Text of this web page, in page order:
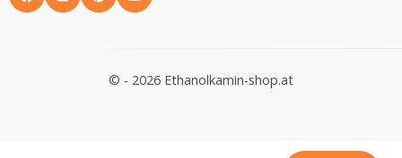
© - 2026 Ethanolkamin-shop.at